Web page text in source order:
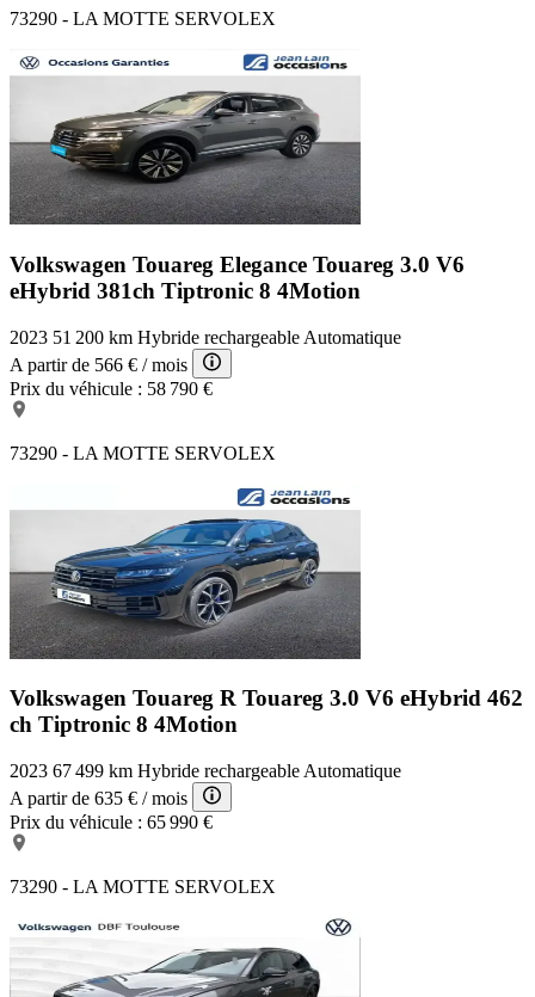
73290 - LA MOTTE SERVOLEX
Volkswagen Touareg Elegance Touareg 3.0 V6
eHybrid 381ch Tiptronic 8 4Motion
2023 51 200 km Hybride rechargeable Automatique
A partir de 566 € / mois
Prix du véhicule : 58 790 €
73290 - LA MOTTE SERVOLEX
Volkswagen Touareg R Touareg 3.0 V6 eHybrid 462
ch Tiptronic 8 4Motion
2023 67 499 km Hybride rechargeable Automatique
A partir de 635 € / mois
Prix du véhicule : 65 990 €
73290 - LA MOTTE SERVOLEX